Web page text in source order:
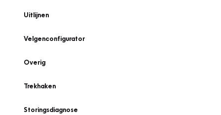
Uitlijnen
Velgenconfigurator
Overig
Trekhaken
Storingsdiagnose